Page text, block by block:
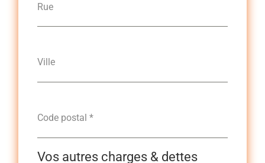
Rue
Ville
Code postal*
Vos autres charges & dettes